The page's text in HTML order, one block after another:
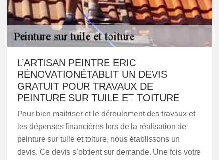
L’ARTISAN PEINTRE ERIC
RÉNOVATIONÉTABLIT UN DEVIS
GRATUIT POUR TRAVAUX DE
PEINTURE SUR TUILE ET TOITURE
Pour bien maitriser et le déroulement des travaux et
les dépenses financières lors de la réalisation de
peinture sur tuile et toiture, nous établissons un
devis. Ce devis s’obtient sur demande. Une fois votre